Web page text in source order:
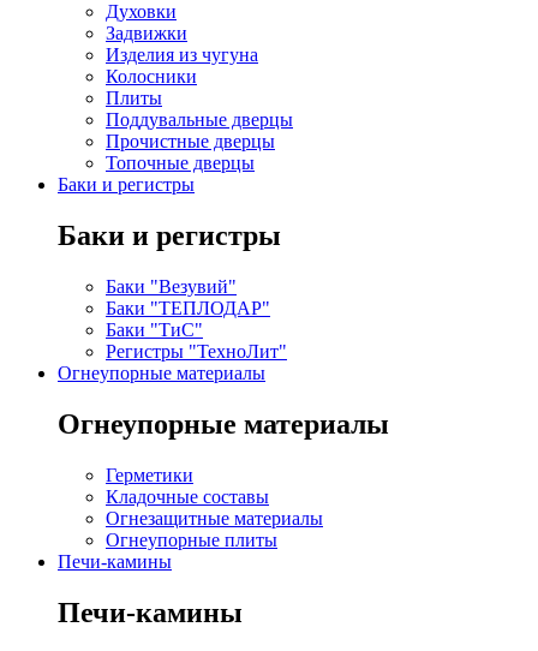
Духовки
Задвижки
Изделия из чугуна
Колосники
Плиты
Поддувальные дверцы
Прочистные дверцы
Топочные дверцы
Баки и регистры
Баки и регистры
Баки "Везувий"
Баки "ТЕПЛОДАР"
Баки "ТиС"
Регистры "ТехноЛит"
Огнеупорные материалы
Огнеупорные материалы
Герметики
Кладочные составы
Огнезащитные материалы
Огнеупорные плиты
Печи-камины
Печи-камины